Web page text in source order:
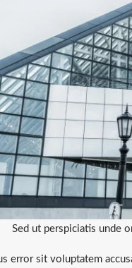
Sed ut perspiciatis unde
error sit voluptatem